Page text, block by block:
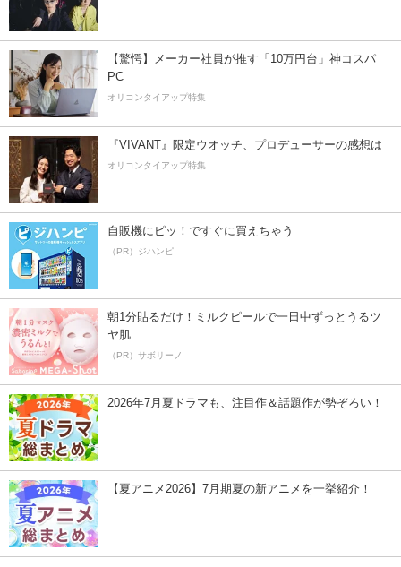
【驚愕】メーカー社員が推す「10万円台」神コスパ
PC
オリコンタイアップ特集
『VIVANT』限定ウオッチ、プロデューサーの感想は
オリコンタイアップ特集
自販機にピッ！ですぐに買えちゃう
（PR）ジハンピ
朝1分貼るだけ！ミルクピールで一日中ずっとうるツ
ヤ肌
（PR）サボリーノ
2026年7月夏ドラマも、注目作＆話題作が勢ぞろい！
【夏アニメ2026】7月期夏の新アニメを一挙紹介！